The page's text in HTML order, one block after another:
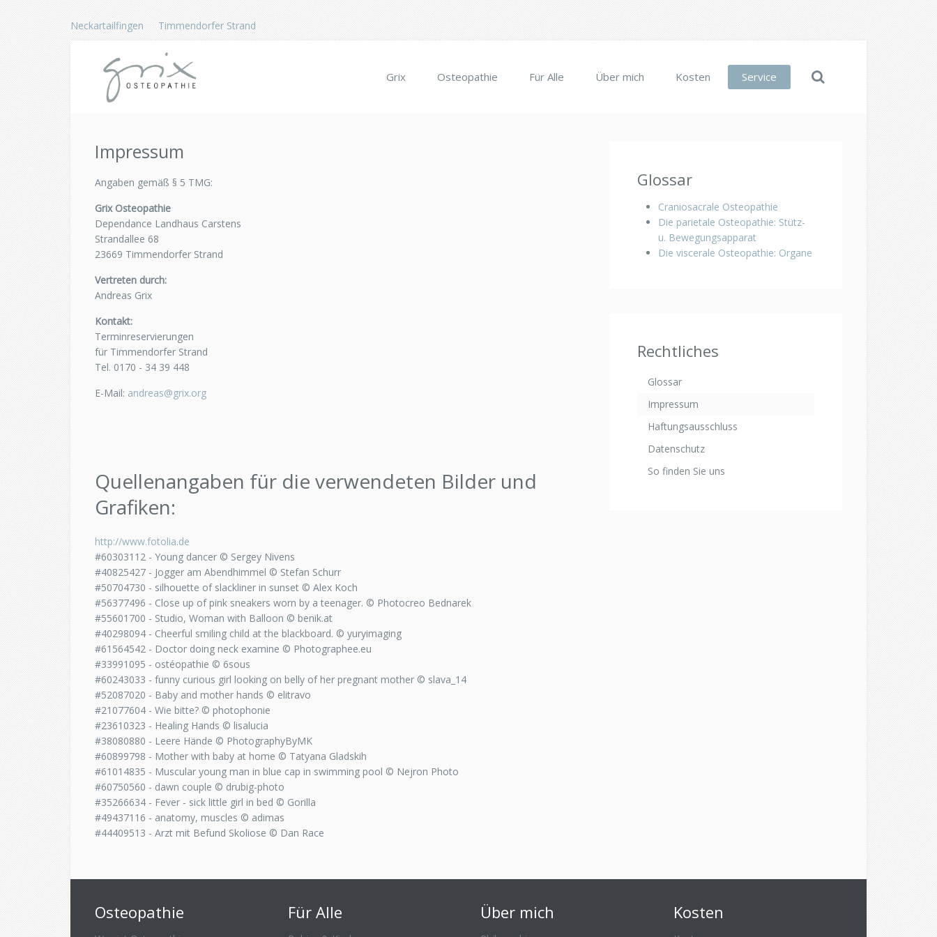
Neckartailfingen Timmendorfer Strand
Grix Osteopathie Für Alle Über mich Kosten Service
Impressum
Angaben gemäß § 5 TMG:
Grix Osteopathie
Dependance Landhaus Carstens
Strandallee 68
23669 Timmendorfer Strand
Vertreten durch:
Andreas Grix
Kontakt:
Terminreservierungen
für Timmendorfer Strand
Tel. 0170 - 34 39 448
E-Mail: andreas@grix.org
Quellenangaben für die verwendeten Bilder und
Grafiken:
http://www.fotolia.de
#60303112 - Young dancer © Sergey Nivens
#40825427 - Jogger am Abendhimmel © Stefan Schurr
#50704730 - silhouette of slackliner in sunset © Alex Koch
#56377496 - Close up of pink sneakers worn by a teenager. © Photocreo Bednarek
#55601700 - Studio, Woman with Balloon © benik.at
#40298094 - Cheerful smiling child at the blackboard. © yuryimaging
#61564542 - Doctor doing neck examine © Photographee.eu
#33991095 - ostéopathie © 6sous
#60243033 - funny curious girl looking on belly of her pregnant mother © slava_14
#52087020 - Baby and mother hands © elitravo
#21077604 - Wie bitte? © photophonie
#23610323 - Healing Hands © lisalucia
#38080880 - Leere Hände © PhotographyByMK
#60899798 - Mother with baby at home © Tatyana Gladskih
#61014835 - Muscular young man in blue cap in swimming pool © Nejron Photo
#60750560 - dawn couple © drubig-photo
#35266634 - Fever - sick little girl in bed © Gorilla
#49437116 - anatomy, muscles © adimas
#44409513 - Arzt mit Befund Skoliose © Dan Race
Glossar
Craniosacrale Osteopathie
Die parietale Osteopathie: Stütz-
u. Bewegungsapparat
Die viscerale Osteopathie: Organe
Rechtliches
Glossar
Impressum
Haftungsausschluss
Datenschutz
So finden Sie uns
Osteopathie Für Alle Über mich Kosten